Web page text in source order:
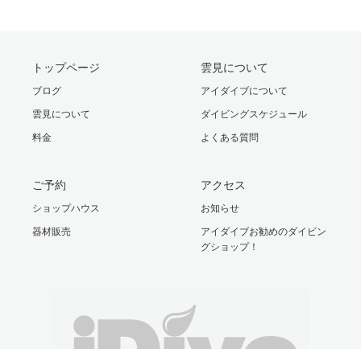
トップページ
ブログ
雲見について
料金
雲見について
アイダイブについて
ダイビングスケジュール
よくある質問
ご予約
ショップハウス
器材販売
アクセス
お知らせ
アイダイブお勧めのダイビン
グショップ！